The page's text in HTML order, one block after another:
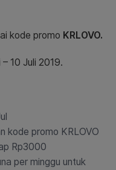
kode promo KRLOVO.
10 Juli 2019.
kode promo KRLOVO
Rp3000
per minggu untuk